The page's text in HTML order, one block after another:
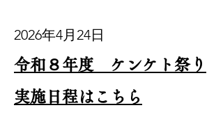
2026年4月24日
令和８年度 ケンケト祭り
実施日程はこちら